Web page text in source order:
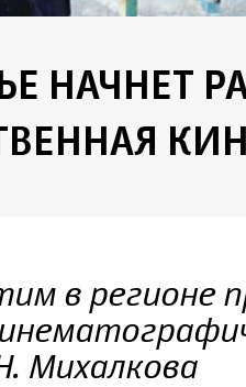
НАЧНЕТ
в регионе
Михалкова